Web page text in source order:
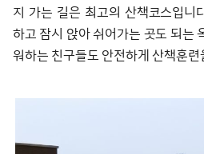
지 가는 길은 최고의 산책코스입니
하고 잠시 앉아 쉬어가는 곳도 되는
워하는 친구들도 안전하게 산책훈련